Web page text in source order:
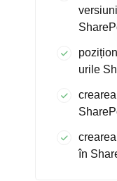
urile
în